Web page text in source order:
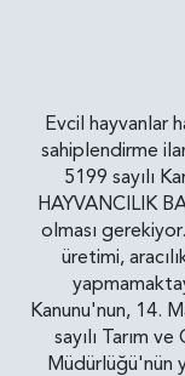
Evcil hayvanlar
sahiplendirme
5199 sayılı
HAYVANCILIK
olması
üretimi,
Kanunu'nun, 14.
sayılı Tarım
Müdürlüğü'nün